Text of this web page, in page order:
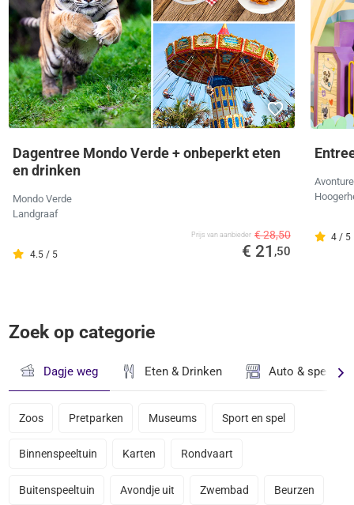
Dagentree Mondo Verde + onbeperkt eten
en drinken
Mondo Verde
Landgraaf
4.5 / 5
Prijs van aanbieder € 28,50
€ 21 ,50
4 / 5
Zoek op categorie
Dagje weg Eten & Drinken Auto &
Zoos Pretparken Museums Sport en spel
Binnenspeeltuin Karten Rondvaart
Buitenspeeltuin Avondje uit Zwembad Beurzen